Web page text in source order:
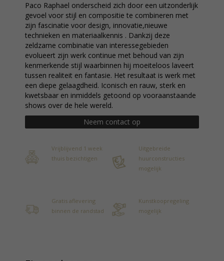
Paco Raphael onderscheid zich door een uitzonderlijk
gevoel voor stijl en compositie te combineren met
zijn fascinatie voor design, innovatie,nieuwe
technieken en materiaalkennis . Dankzij deze
zeldzame combinatie van interessegebieden
evolueert zijn werk continue met behoud van zijn
kenmerkende stijl waarbinnen hij moeiteloos laveert
tussen realiteit en fantasie. Het resultaat is werk met
een diepe gelaagdheid. Iconisch en rauw, sterk en
kwetsbaar en inmiddels getoond op vooraanstaande
shows over de hele wereld.
Neem contact op
Vrijblijvend 1 week
thuis bezichtigen
Uitgebreide
huurconstructies
mogelijk
Gratis aflevering
binnen de randstad
Kunstkoopregeling
mogelijk